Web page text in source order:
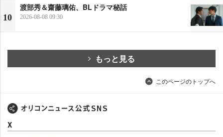
10
渡部秀＆齋藤璃佑、BLドラマ秘話
2026-08-08 09:30
もっと見る
このページのトップへ
X